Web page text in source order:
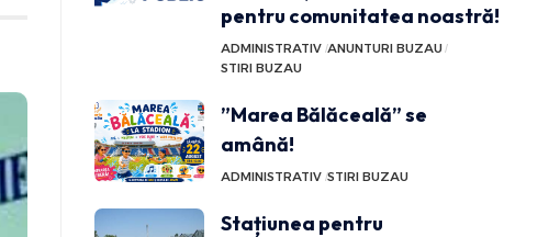
pentru comunitatea noastră!
ADMINISTRATIV ANUNTURI BUZAU
STIRI BUZAU
”Marea Bălăceală” se
amână!
ADMINISTRATIV STIRI BUZAU
Stațiunea pentru